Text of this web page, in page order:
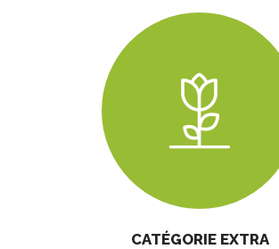
CATÉGORIE EXTRA